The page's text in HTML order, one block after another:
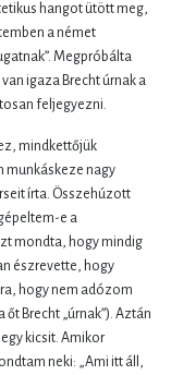
hangot ütött meg,
a német
Megpróbálta
igaza Brecht úrnak a
feljegyezni.
mindkettőjük
munkáskeze nagy
írta. Összehúzott
e a
mondta, hogy mindig
észrevette, hogy
hogy nem adózom
Brecht „úrnak”). Aztán
kicsit. Amikor
neki: „Ami itt áll,